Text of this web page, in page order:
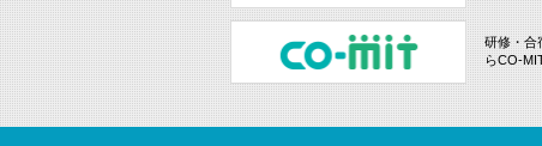
研修・合
らCO-